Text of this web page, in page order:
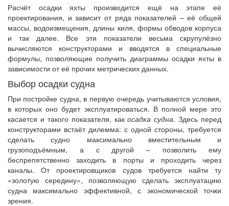
Расчёт осадки яхты производится ещё на этапе её
проектирования, и зависит от ряда показателей – её общей
массы, водоизмещения, длины киля, формы обводов корпуса
и так далее. Все эти показатели весьма скрупулёзно
вычисляются конструкторами и вводятся в специальные
формулы, позволяющие получить диаграммы осадки яхты в
зависимости от её прочих метрических данных.
Выбор осадки судна
При постройке судна, в первую очередь учитываются условия,
в которых оно будет эксплуатироваться. В полной мере это
касается и такого показателя, какосадка судна. Здесь перед
конструкторами встаёт дилемма: с одной стороны, требуется
сделать судно максимально вместительным и
грузоподъёмным, а с другой – позволить ему
беспрепятственно заходить в порты и проходить через
каналы. От проектировщиков судов требуется найти ту
«золотую середину», позволяющую сделать эксплуатацию
судна максимально эффективной, с экономической точки
зрения.